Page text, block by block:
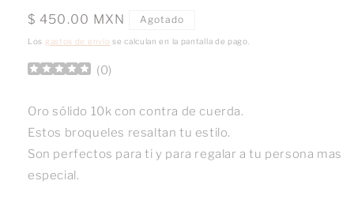
Precio
habitual
$ 450.00 MXN Agotado
Los gastos de envío se calculan en la pantalla de pago.
(0)
Oro sólido 10k con contra de cuerda.
Estos broqueles resaltan tu estilo.
Son perfectos para ti y para regalar a tu persona mas
especial.